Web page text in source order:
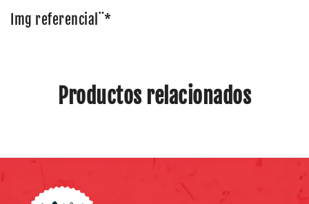
Img referencial¨*
Productos relacionados